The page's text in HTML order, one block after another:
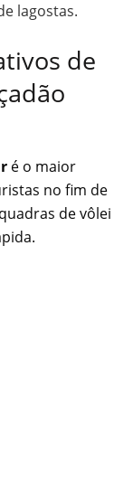
lagostas.
de
é o maior
no fim de
de vôlei